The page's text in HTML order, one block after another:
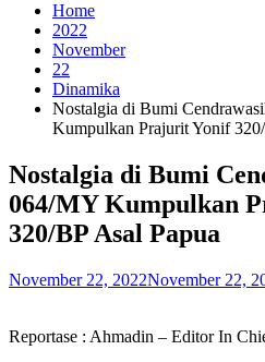
Home
2022
November
22
Dinamika
Nostalgia di Bumi
Kumpulkan Prajurit Yonif
Nostalgia di Bumi
064/MY Kumpulkan
320/BP Asal Papua
November 22, 2022November 22,
Reportase : Ahmadin – Editor In